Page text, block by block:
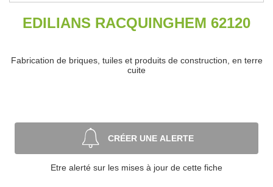
EDILIANS RACQUINGHEM 62120
Fabrication de briques, tuiles et produits de construction, en terre
cuite
CRÉER UNE ALERTE
Etre alerté sur les mises à jour de cette fiche